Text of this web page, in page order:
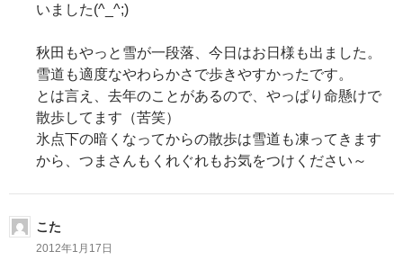
いました(^_^;)
秋田もやっと雪が一段落、今日はお日様も出ました。
雪道も適度なやわらかさで歩きやすかったです。
とは言え、去年のことがあるので、やっぱり命懸けで
散歩してます（苦笑）
氷点下の暗くなってからの散歩は雪道も凍ってきます
から、つまさんもくれぐれもお気をつけください～
こた
2012年1月17日